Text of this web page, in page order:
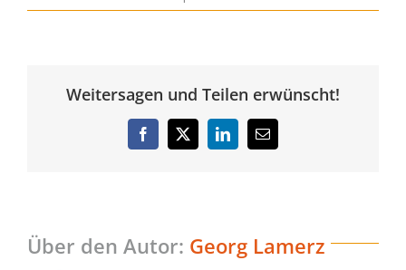
Weitersagen und Teilen erwünscht!
FacebookTwitterLinkedIn
E-
Mail
Über den Autor: Georg Lamerz